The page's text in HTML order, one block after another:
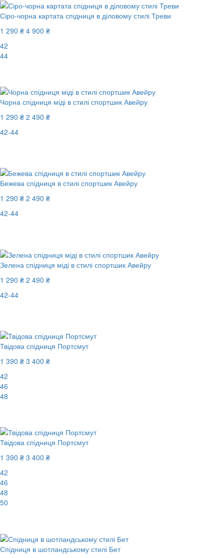
Сіро-чорна картата спідниця в діловому стилі Треви
1 290 ₴ 4 900 ₴
42
44
Чорна спідниця міді в стилі спортшик Авейру
1 290 ₴ 2 490 ₴
42-44
Бежева спідниця в стилі спортшик Авейру
1 290 ₴ 2 490 ₴
42-44
Зелена спідниця міді в стилі спортшик Авейру
1 290 ₴ 2 490 ₴
42-44
Твідова спідниця Портсмут
1 390 ₴ 3 400 ₴
42
46
48
Твідова спідниця Портсмут
1 390 ₴ 3 400 ₴
42
46
48
50
Спідниця в шотландському стилі Бет